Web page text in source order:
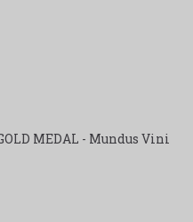
MEDAL - Mundus Vini